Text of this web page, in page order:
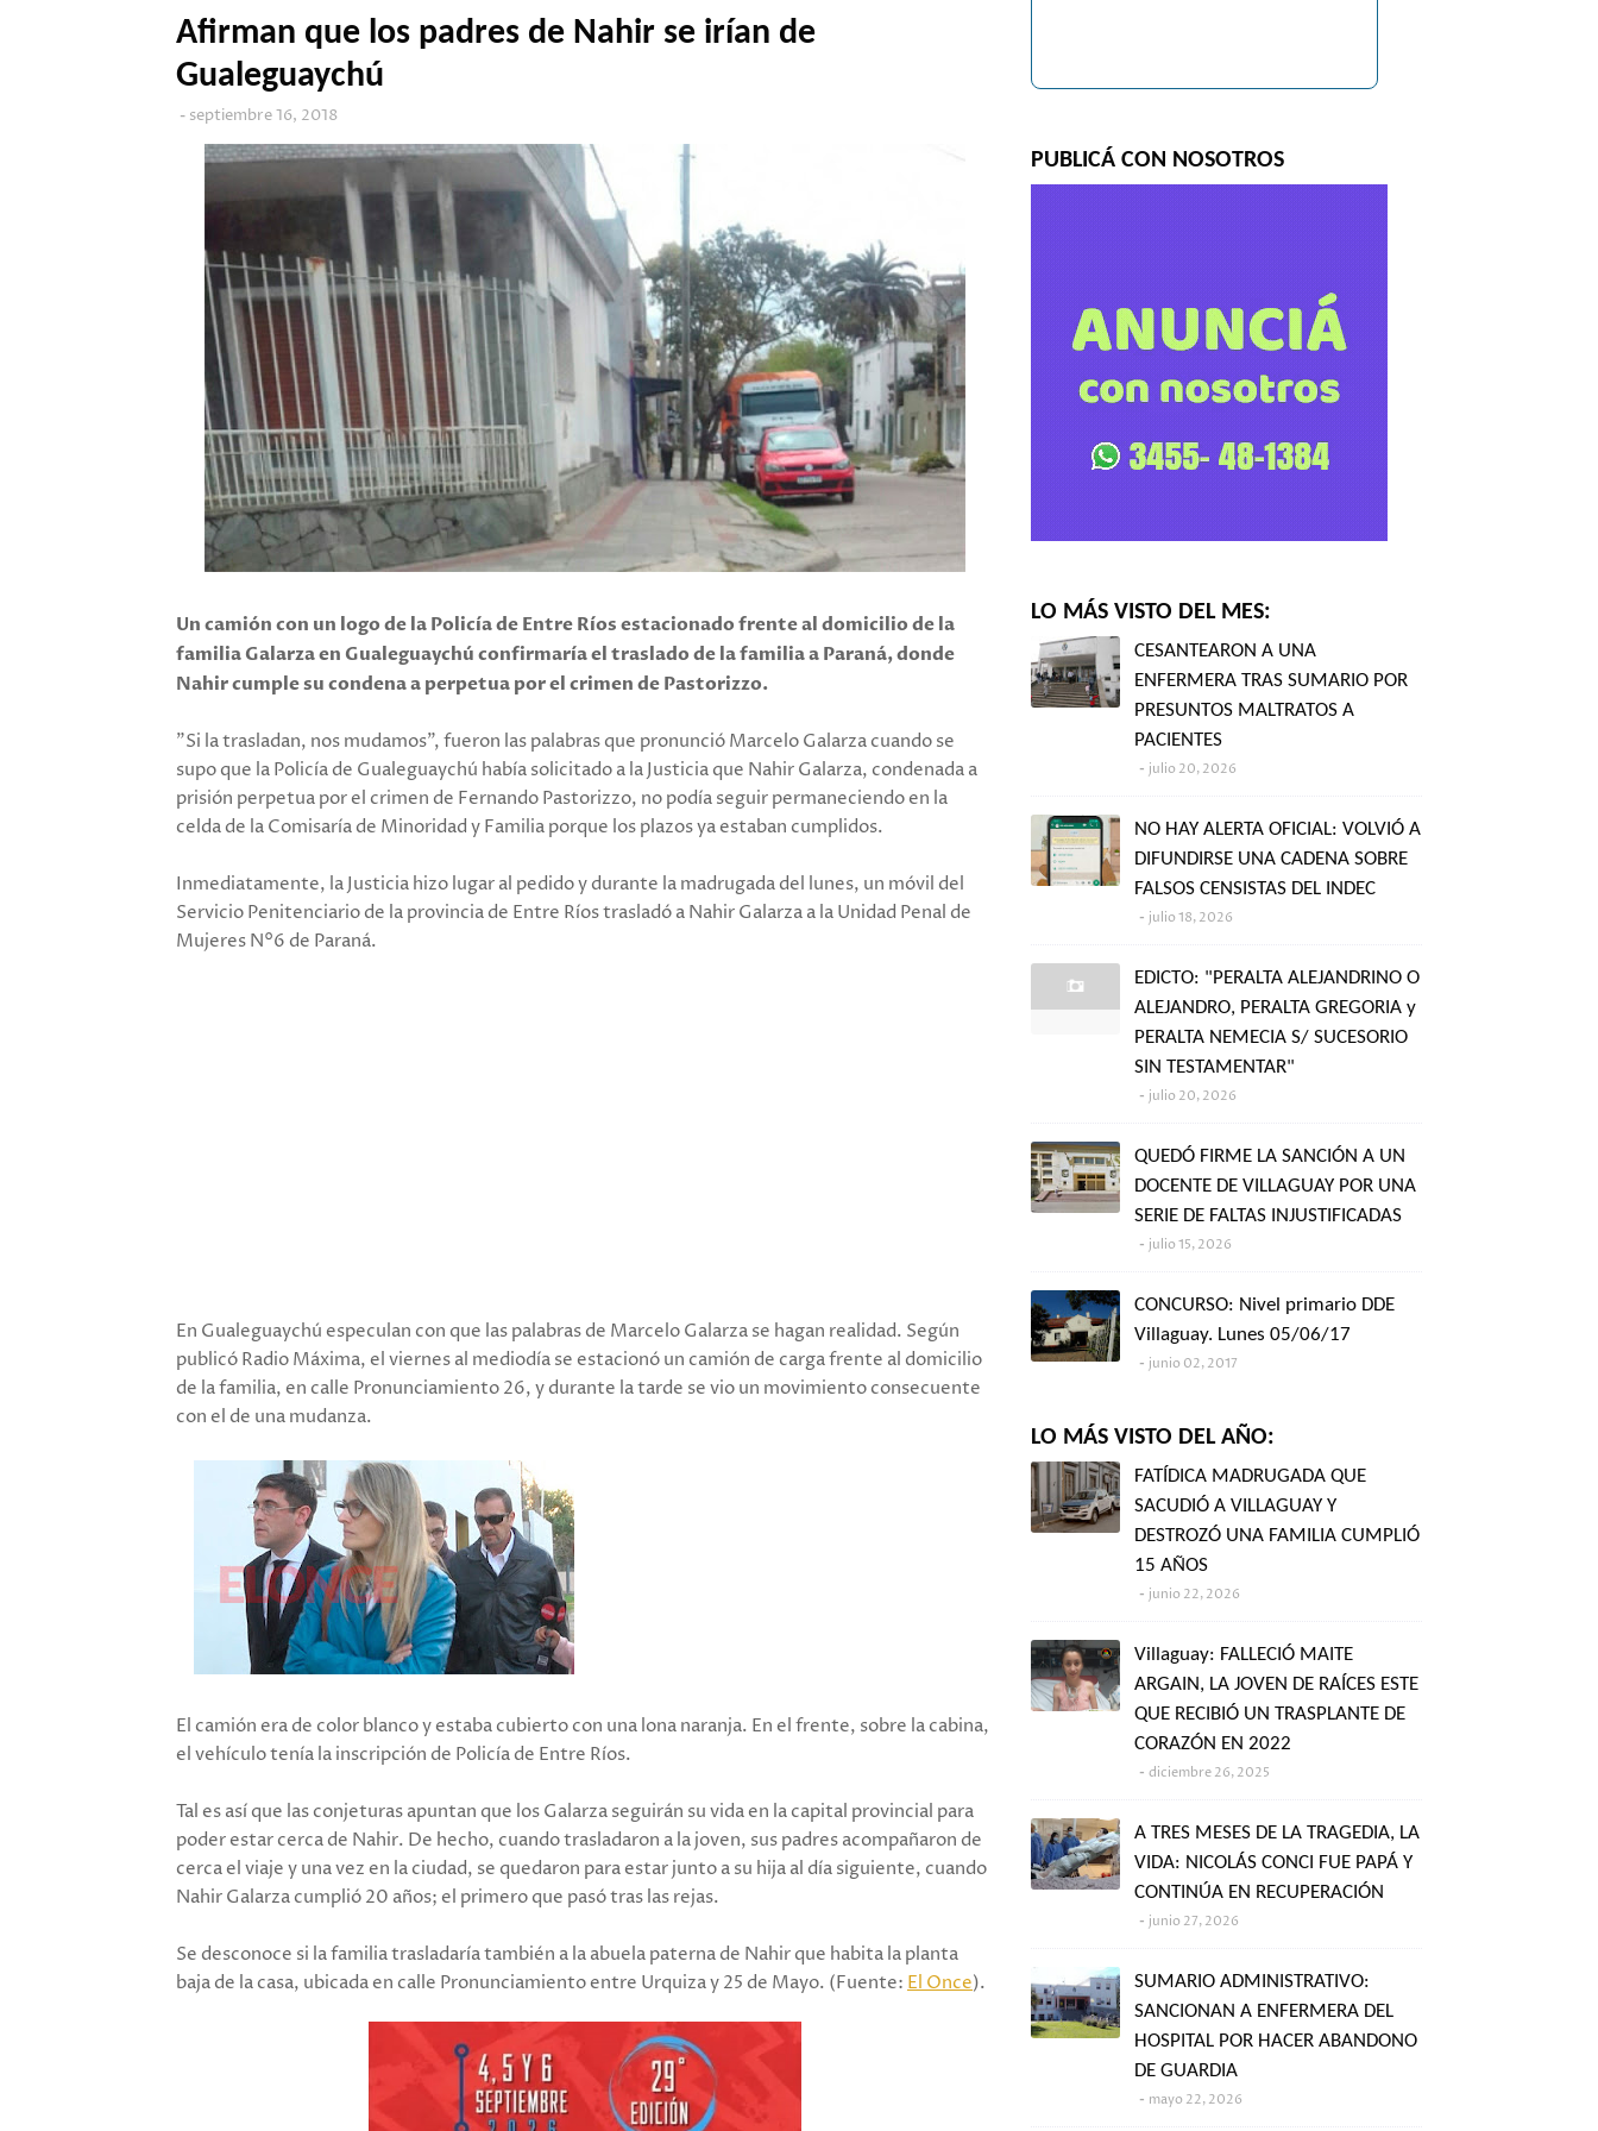
Afirman que los padres de Nahir se irían de
Gualeguaychú
septiembre 16, 2018
Un camión con un logo de la Policía de Entre Ríos estacionado frente al domicilio de la
familia Galarza en Gualeguaychú confirmaría el traslado de la familia a Paraná, donde
Nahir cumple su condena a perpetua por el crimen de Pastorizzo.
"Si la trasladan, nos mudamos", fueron las palabras que pronunció Marcelo Galarza cuando se
supo que la Policía de Gualeguaychú había solicitado a la Justicia que Nahir Galarza, condenada a
prisión perpetua por el crimen de Fernando Pastorizzo, no podía seguir permaneciendo en la
celda de la Comisaría de Minoridad y Familia porque los plazos ya estaban cumplidos.
Inmediatamente, la Justicia hizo lugar al pedido y durante la madrugada del lunes, un móvil del
Servicio Penitenciario de la provincia de Entre Ríos trasladó a Nahir Galarza a la Unidad Penal de
Mujeres N°6 de Paraná.
En Gualeguaychú especulan con que las palabras de Marcelo Galarza se hagan realidad. Según
publicó Radio Máxima, el viernes al mediodía se estacionó un camión de carga frente al domicilio
de la familia, en calle Pronunciamiento 26, y durante la tarde se vio un movimiento consecuente
con el de una mudanza.
El camión era de color blanco y estaba cubierto con una lona naranja. En el frente, sobre la cabina,
el vehículo tenía la inscripción de Policía de Entre Ríos.
Tal es así que las conjeturas apuntan que los Galarza seguirán su vida en la capital provincial para
poder estar cerca de Nahir. De hecho, cuando trasladaron a la joven, sus padres acompañaron de
cerca el viaje y una vez en la ciudad, se quedaron para estar junto a su hija al día siguiente, cuando
Nahir Galarza cumplió 20 años; el primero que pasó tras las rejas.
Se desconoce si la familia trasladaría también a la abuela paterna de Nahir que habita la planta
baja de la casa, ubicada en calle Pronunciamiento entre Urquiza y 25 de Mayo. (Fuente:El Once).
PUBLICÁ CON NOSOTROS
LO MÁS VISTO DEL MES:
CESANTEARON A UNA
ENFERMERA TRAS SUMARIO POR
PRESUNTOS MALTRATOS A
PACIENTES
julio 20, 2026
NO HAY ALERTA OFICIAL: VOLVIÓ A
DIFUNDIRSE UNA CADENA SOBRE
FALSOS CENSISTAS DEL INDEC
julio 18, 2026
EDICTO: "PERALTA ALEJANDRINO O
ALEJANDRO, PERALTA GREGORIA y
PERALTA NEMECIA S/ SUCESORIO
SIN TESTAMENTAR"
julio 20, 2026
QUEDÓ FIRME LA SANCIÓN A UN
DOCENTE DE VILLAGUAY POR UNA
SERIE DE FALTAS INJUSTIFICADAS
julio 15, 2026
CONCURSO: Nivel primario DDE
Villaguay. Lunes 05/06/17
junio 02, 2017
LO MÁS VISTO DEL AÑO:
FATÍDICA MADRUGADA QUE
SACUDIÓ A VILLAGUAY Y
DESTROZÓ UNA FAMILIA CUMPLIÓ
15 AÑOS
junio 22, 2026
Villaguay: FALLECIÓ MAITE
ARGAIN, LA JOVEN DE RAÍCES ESTE
QUE RECIBIÓ UN TRASPLANTE DE
CORAZÓN EN 2022
diciembre 26, 2025
A TRES MESES DE LA TRAGEDIA, LA
VIDA: NICOLÁS CONCI FUE PAPÁ Y
CONTINÚA EN RECUPERACIÓN
junio 27, 2026
SUMARIO ADMINISTRATIVO:
SANCIONAN A ENFERMERA DEL
HOSPITAL POR HACER ABANDONO
DE GUARDIA
mayo 22, 2026